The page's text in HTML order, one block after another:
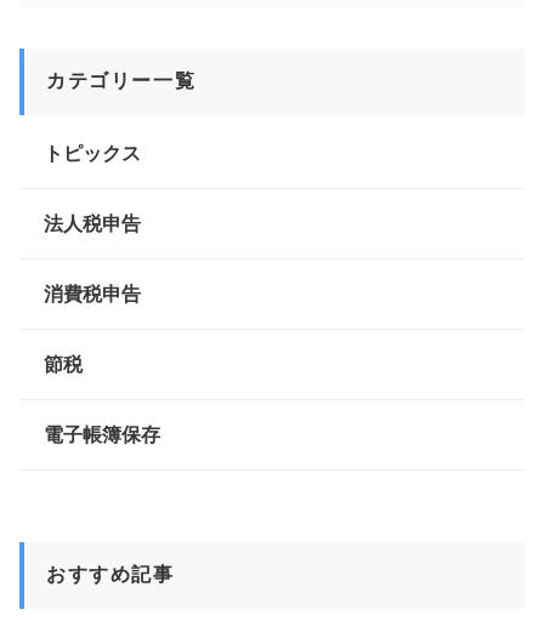
カテゴリー一覧
トピックス
法人税申告
消費税申告
節税
電子帳簿保存
おすすめ記事